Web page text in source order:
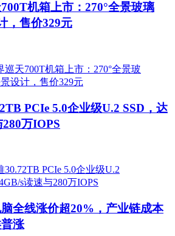
机箱上市：270°全景玻璃
，售价329元
PCIe 5.0企业级U.2 SSD，达
万IOPS
全线涨价超20%，产业链成本
涨